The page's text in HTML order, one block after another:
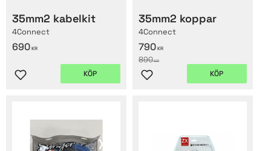
35mm2 kabelkit
4Connect
690 KR
Lägg till i favoriter
KÖP
35mm2 koppar
4Connect
790 KR
890KR
Lägg till i favoriter
KÖP